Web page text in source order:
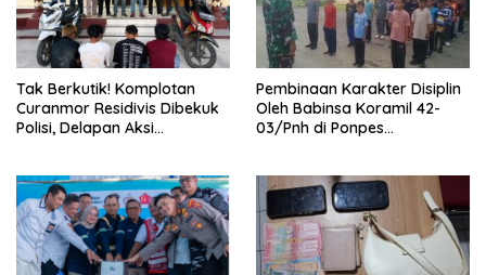
Tak Berkutik! Komplotan
Curanmor Residivis Dibekuk
Polisi, Delapan Aksi
Pembinaan Karakter Disiplin
Oleh Babinsa Koramil 42-
03/Pnh di Ponpes